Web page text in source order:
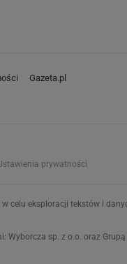
Gazeta.pl
prywatności
celu eksploracji tekstów i
sp. z o.o. oraz